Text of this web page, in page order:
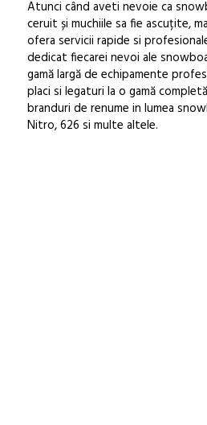
Atunci când aveti nevoie ca
ceruit și muchiile sa fie ascuțite,
ofera servicii rapide si
dedicat fiecarei nevoi ale
gamă largă de echipamente
placi si legaturi la o gamă
branduri de renume in lumea
Nitro, 626 si multe altele.